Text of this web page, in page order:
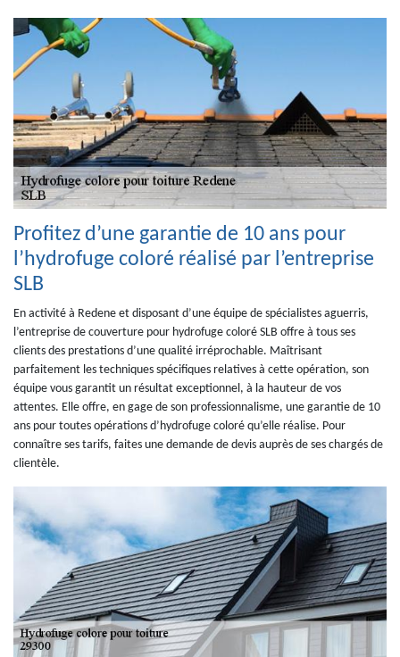
Profitez d’une garantie de 10 ans pour
l’hydrofuge coloré réalisé par l’entreprise
SLB
En activité à Redene et disposant d’une équipe de spécialistes aguerris,
l’entreprise de couverture pour hydrofuge coloré SLB offre à tous ses
clients des prestations d’une qualité irréprochable. Maîtrisant
parfaitement les techniques spécifiques relatives à cette opération, son
équipe vous garantit un résultat exceptionnel, à la hauteur de vos
attentes. Elle offre, en gage de son professionnalisme, une garantie de 10
ans pour toutes opérations d’hydrofuge coloré qu’elle réalise. Pour
connaître ses tarifs, faites une demande de devis auprès de ses chargés de
clientèle.